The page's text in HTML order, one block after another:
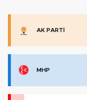
AK PARTİ
MHP